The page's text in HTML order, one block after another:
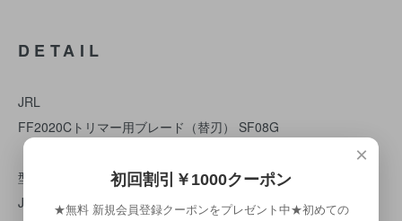
DETAIL
JRL
FF2020Cトリマー用ブレード（替刃） SF08G
型番：SF08G
JAN：6935481301626
×
初回割引￥1000クーポン
★無料 新規会員登録クーポンをプレゼント中★初めての